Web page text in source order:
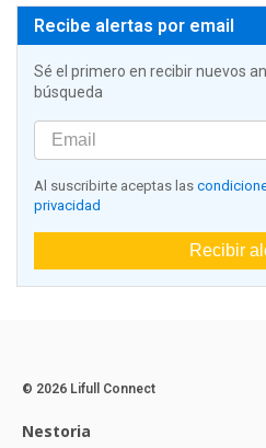
Recibe alertas por email
Sé el primero en recibir nuevos
búsqueda
Al suscribirte aceptas las
privacidad
Recibir
© 2026 Lifull Connect
Nestoria